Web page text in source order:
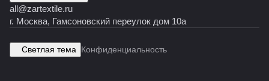
all@zartextile.ru
г. Москва, Гамсоновский переулок дом 10а
Светлая тема Конфиденциальность